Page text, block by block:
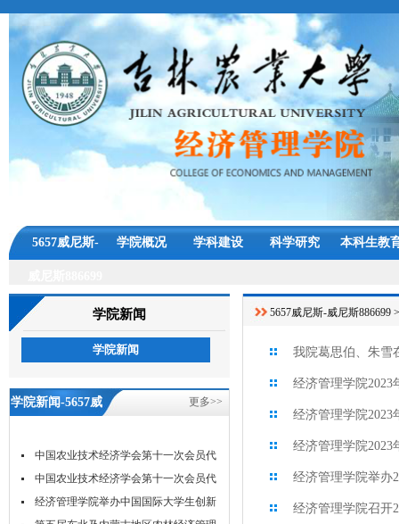
5657威尼斯- 学院概况 学科建设 科学研究 本科生教
学院新闻
学院新闻
学院新闻-5657威 更多>>
中国农业技术经济学会第十一次会员代
表...
中国农业技术经济学会第十一次会员代
表...
经济管理学院举办中国国际大学生创新
5657威尼斯-威尼斯886699
我院葛思伯、朱雪
经济管理学院2023
经济管理学院
经济管理学院
经济管理学院举办
经济管理学院召开